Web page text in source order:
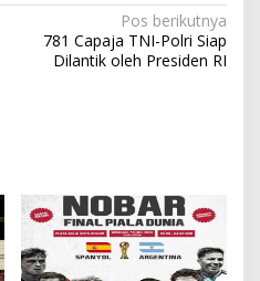
Pos berikutnya
781 Capaja TNI-Polri Siap
Dilantik oleh Presiden RI